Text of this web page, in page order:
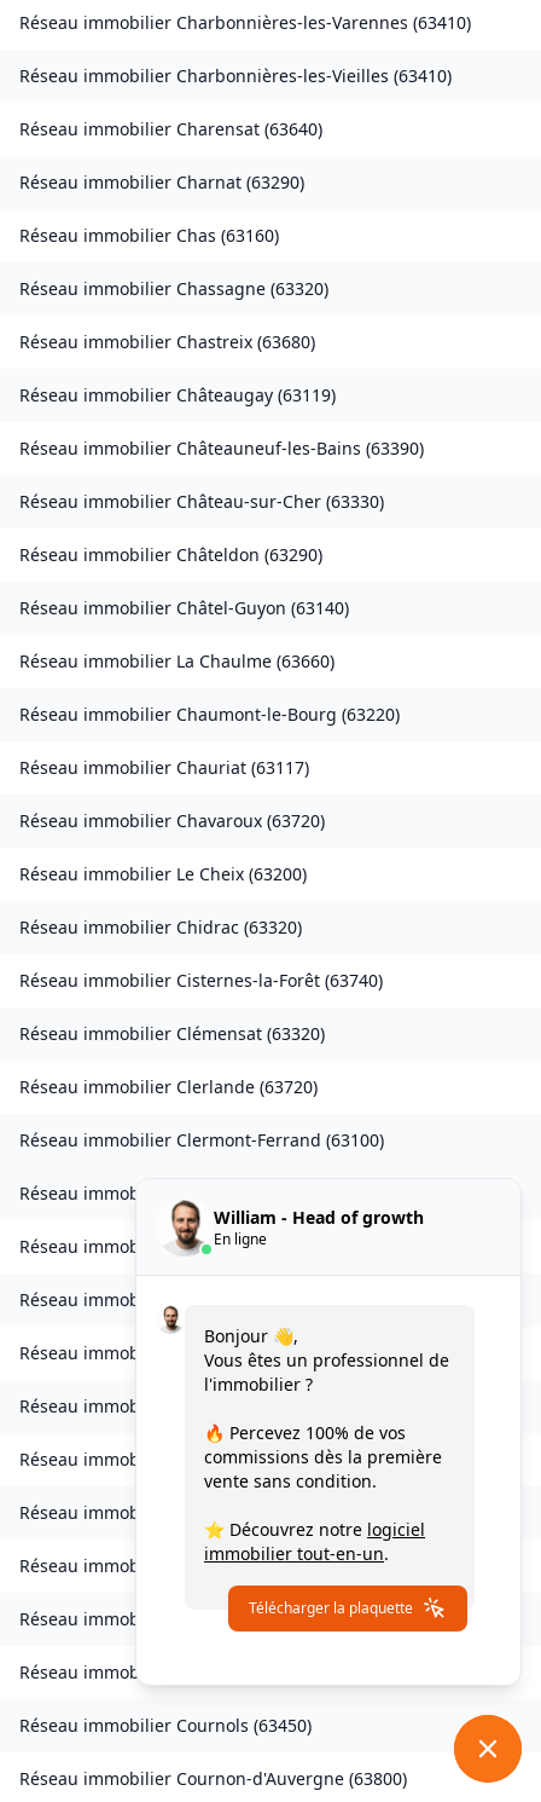
Réseau immobilier Charbonnières-les-Varennes (63410)
Réseau immobilier Charbonnières-les-Vieilles (63410)
Réseau immobilier Charensat (63640)
Réseau immobilier Charnat (63290)
Réseau immobilier Chas (63160)
Réseau immobilier Chassagne (63320)
Réseau immobilier Chastreix (63680)
Réseau immobilier Châteaugay (63119)
Réseau immobilier Châteauneuf-les-Bains (63390)
Réseau immobilier Château-sur-Cher (63330)
Réseau immobilier Châteldon (63290)
Réseau immobilier Châtel-Guyon (63140)
Réseau immobilier La Chaulme (63660)
Réseau immobilier Chaumont-le-Bourg (63220)
Réseau immobilier Chauriat (63117)
Réseau immobilier Chavaroux (63720)
Réseau immobilier Le Cheix (63200)
Réseau immobilier Chidrac (63320)
Réseau immobilier Cisternes-la-Forêt (63740)
Réseau immobilier Clémensat (63320)
Réseau immobilier Clerlande (63720)
Réseau immobilier Clermont-Ferrand (63100)
Réseau immobilier
Réseau immobilierCollanges(63340
Réseau immobilier
Réseau immobilier Combronde(63460)
Réseau immobilier
Réseau immobilier Condat-en-Combraille( 63380)
Réseau immobilier
Réseau immobilier Corent(63730)
Réseau immobilier Coudes 63114)
Réseau immobilier
Réseau immobilier Cournols (63450)
Réseau immobilier Cournon-d'Auvergne (63800)
William - Head of growth
En ligne
Bonjour 👋,
Vous êtes un professionnel de
l'immobilier ?
🔥 Percevez 100% de vos
commissions dès la première
vente sans condition.
⭐ Découvrez notre logiciel
immobilier tout-en-un.
Télécharger la plaquette